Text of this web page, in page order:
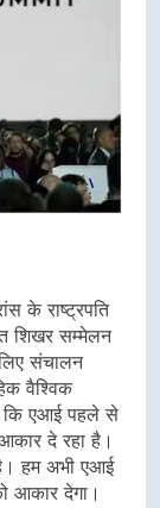
के राष्ट्रपति
शिखर सम्मेलन
संचालन
वैश्विक
कि एआई पहले से
दे रहा है।
हम अभी एआई
आकार देगा।